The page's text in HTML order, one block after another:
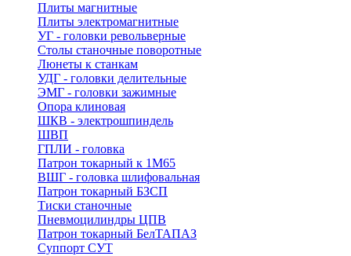
Плиты магнитные
Плиты электромагнитные
УГ - головки револьверные
Столы станочные поворотные
Люнеты к станкам
УДГ - головки делительные
ЭМГ - головки зажимные
Опора клиновая
ШКВ - электрошпиндель
ШВП
ГПЛИ - головка
Патрон токарный к 1М65
ВШГ - головка шлифовальная
Патрон токарный БЗСП
Тиски станочные
Пневмоцилиндры ЦПВ
Патрон токарный БелТАПАЗ
Суппорт СУТ